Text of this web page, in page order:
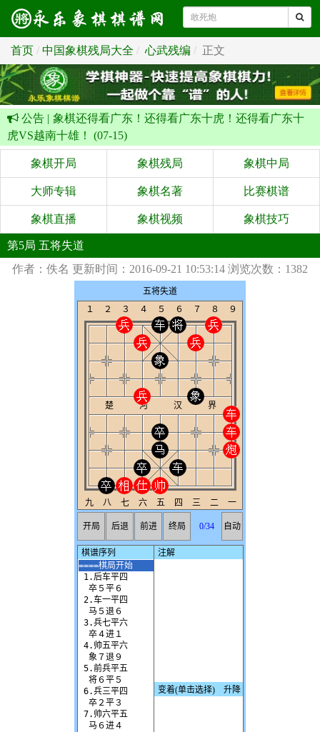
首页 中国象棋残局大全 心武残编 正文
公告 | 象棋还得看广东！还得看广东十虎！还得看广东十
虎VS越南十雄！ (07-15)
象棋开局 象棋残局 象棋中局
大师专辑 象棋名著 比赛棋谱
象棋直播 象棋视频 象棋技巧
第5局 五将失道
作者：佚名 更新时间：2016-09-21 10:53:14 浏览次数：1382